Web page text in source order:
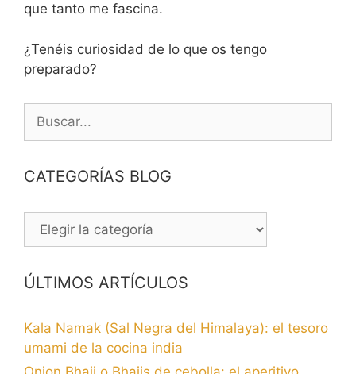
que tanto me fascina.
¿Tenéis curiosidad de lo que os tengo
preparado?
CATEGORÍAS BLOG
CATEGORÍAS
BLOG
ÚLTIMOS ARTÍCULOS
Kala Namak (Sal Negra del Himalaya): el tesoro
umami de la cocina india